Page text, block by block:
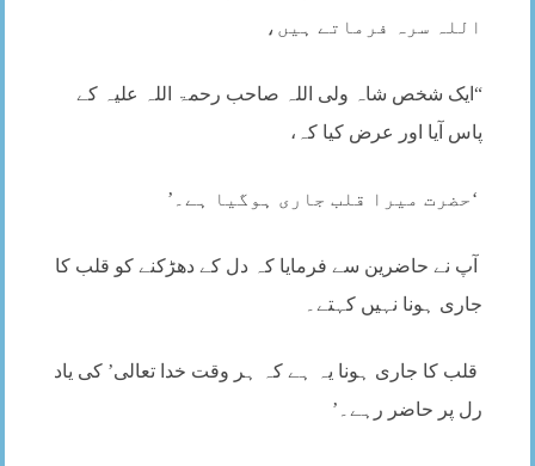
اللہ سرہ فرماتے ہیں،
“ایک شخص شاہ ولی اللہ صاحب رحمۃ اللہ علیہ کے
پاس آیا اور عرض کیا کہ،
‘حضرت میرا قلب جاری ہوگیا ہے۔’
آپ نے حاضرین سے فرمایا کہ دل کے دھڑکنے کو قلب کا
جاری ہونا نہیں کہتے۔
قلب کا جاری ہونا یہ ہے کہ ہر وقت خدا تعالی’ کی یاد
رل پر حاضر رہے۔’